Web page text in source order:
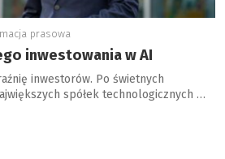
prasowa
inwestowania w AI
inwestorów. Po świetnych
spółek technologicznych …